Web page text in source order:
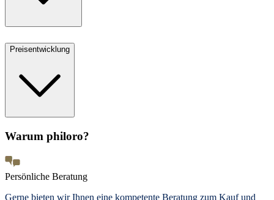
Preisentwicklung
Warum philoro?
Persönliche Beratung
Gerne bieten wir Ihnen eine kompetente Beratung zum Kauf und